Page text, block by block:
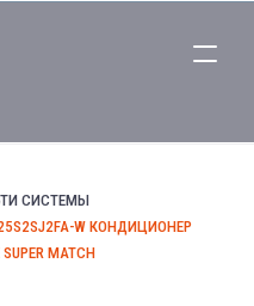
СИСТЕМЫ
W КОНДИЦИОНЕР
MATCH